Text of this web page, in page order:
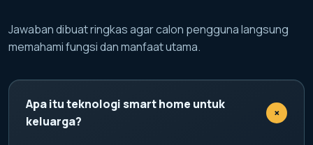
Jawaban dibuat ringkas agar calon pengguna langsung
memahami fungsi dan manfaat utama.
Apa itu teknologi smart home untuk
keluarga?
+